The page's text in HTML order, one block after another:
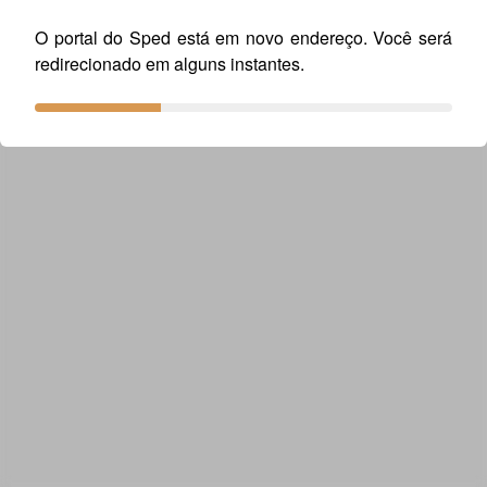
O portal do Sped está em novo endereço. Você será
redirecionado em alguns instantes.